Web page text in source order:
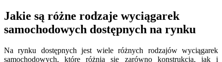
Jakie są różne rodzaje wyciągarek
samochodowych dostępnych na rynku
Na rynku dostępnych jest wiele różnych rodzajów wyciągarek
samochodowych, które różnią się zarówno konstrukcją, jak i